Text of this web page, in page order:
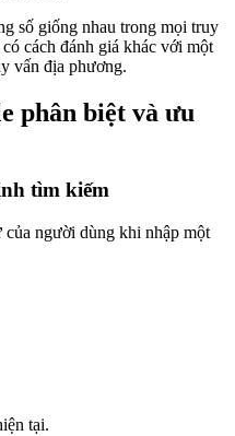
số giống nhau trong mọi truy
cách đánh giá khác với một
vấn địa phương.
phân biệt và ưu
tìm kiếm
người dùng khi nhập một
tại.